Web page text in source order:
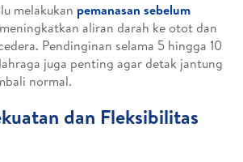
melakukan pemanasan sebelum
aliran darah ke otot dan
Pendinginan selama 5 hingga 10
juga penting agar detak jantung
normal.
dan Fleksibilitas